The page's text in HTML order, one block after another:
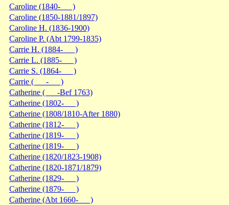
Caroline (1840- )
Caroline (1850-1881/1897)
Caroline H. (1836-1900)
Caroline P. (Abt 1799-1835)
Carrie H. (1884- )
Carrie L. (1885- )
Carrie S. (1864- )
Carrie ( - )
Catherine ( -Bef 1763)
Catherine (1802- )
Catherine (1808/1810-After 1880)
Catherine (1812- )
Catherine (1819- )
Catherine (1819- )
Catherine (1820/1823-1908)
Catherine (1820-1871/1879)
Catherine (1829- )
Catherine (1879- )
Catherine (Abt 1660- )